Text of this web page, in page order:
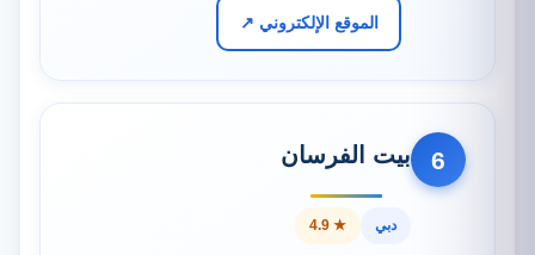
الموقع الإلكتروني ↗
6 بيت الفرسان
دبي ★ 4.9